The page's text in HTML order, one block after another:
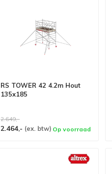
RS TOWER 42 4.2m Hout
135x185
2.649,-
2.464,- (ex. btw) Op voorraad